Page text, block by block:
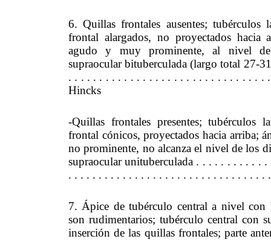
6. Quillas frontales ausentes; tubérculos
frontal alargados, no proyectados hacia
agudo y muy prominente, al nivel
supraocular bituberculada (largo total 27-
. . . . . . . . . . . . . . . . . . . . . . . . . . . . . . . .
Hincks
-Quillas frontales presentes; tubérculos
frontal cónicos, proyectados hacia arriba;
no prominente, no alcanza el nivel de los
supraocular unituberculada . . . . . . . . . . .
. . . . . . . . . . . . . . . . . . . . . . . . . . . . . . . . .
7. Ápice de tubérculo central a nivel con
son rudimentarios; tubérculo central con
inserción de las quillas frontales; parte